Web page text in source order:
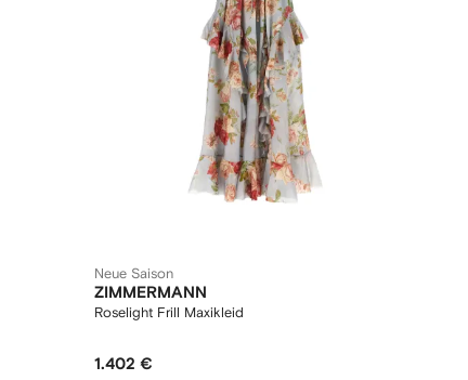
Neue Saison
ZIMMERMANN
Roselight Frill Maxikleid
1.402 €